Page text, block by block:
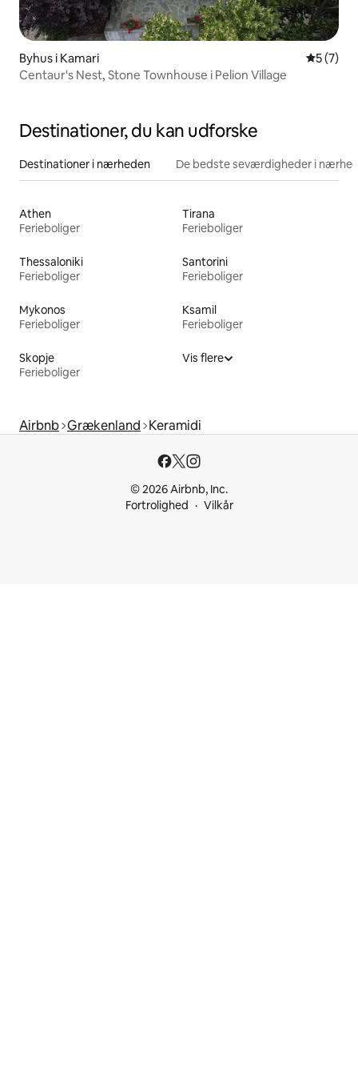
Byhus i Kamari 5 ud af 5
5 (7)
Centaur's Nest, Stone Townhouse i Pelion Village
Destinationer, du kan udforske
Destinationer i nærheden De bedste seværdigheder i
Athen
Ferieboliger
Tirana
Ferieboliger
Thessaloniki
Ferieboliger
Santorini
Ferieboliger
Mykonos
Ferieboliger
Ksamil
Ferieboliger
Skopje
Ferieboliger
Vis flere
Airbnb Grækenland Keramidi
© 2026 Airbnb, Inc.
Fortrolighed
Vilkår